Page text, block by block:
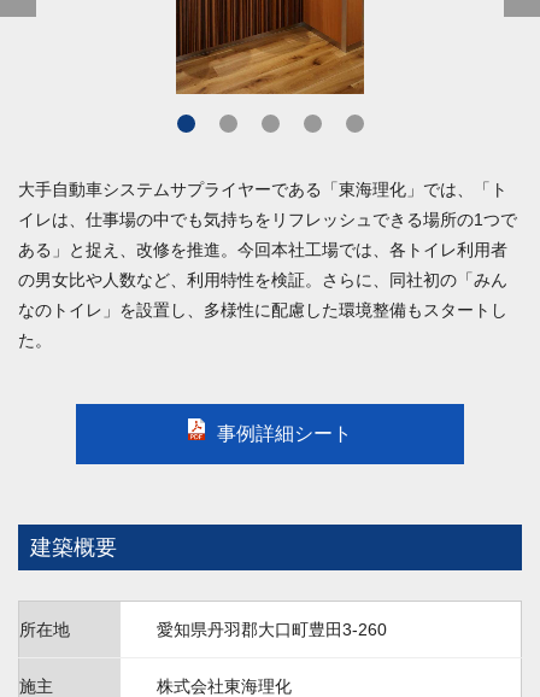
大手自動車システムサプライヤーである「東海理化」では、「ト
イレは、仕事場の中でも気持ちをリフレッシュできる場所の1つで
ある」と捉え、改修を推進。今回本社工場では、各トイレ利用者
の男女比や人数など、利用特性を検証。さらに、同社初の「みん
なのトイレ」を設置し、多様性に配慮した環境整備もスタートし
た。
事例詳細シート
建築概要
所在地 愛知県丹羽郡大口町豊田3-260
施主 株式会社東海理化